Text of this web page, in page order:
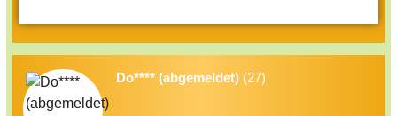
Do**** (abgemeldet) (27)